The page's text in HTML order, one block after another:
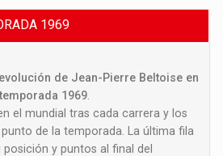
1969
evolución de Jean-Pierre Beltoise en
1969
el mundial tras cada carrera y los
de la temporada. La última fila
y puntos al final del